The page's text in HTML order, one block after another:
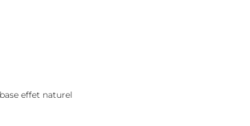
effet naturel